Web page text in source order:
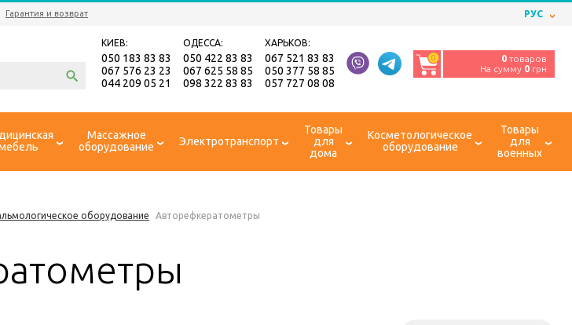
Гарантия и возврат РУС
КИЕВ:
050 183 83 83
067 576 23 23
044 209 05 21
ОДЕССА:
050 422 83 83
067 625 58 85
098 322 83 83
ХАРЬКОВ:
067 521 83 83
050 377 58 85
057 727 08 08
0 0 товаров
На сумму 0 грн
Массажное
оборудование
Электротранспорт
Товары
для
дома
Косметологическое
оборудование
Товары
для
военных
оборудование Авторефкератометры